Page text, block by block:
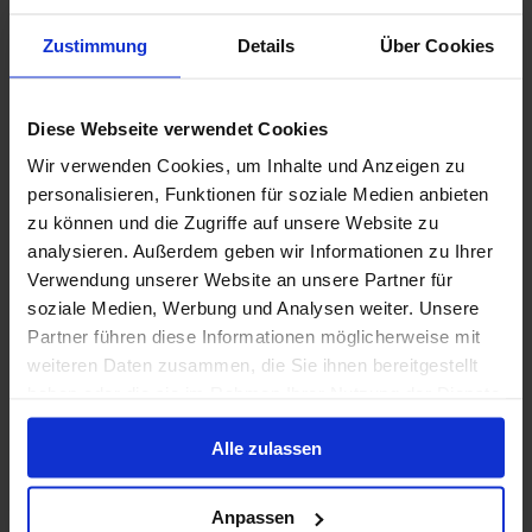
Zustimmung Details Über Cookies
Diese Webseite verwendet Cookies
Wir verwenden Cookies, um Inhalte und Anzeigen zu
personalisieren, Funktionen für soziale Medien anbieten
zu können und die Zugriffe auf unsere Website zu
analysieren. Außerdem geben wir Informationen zu Ihrer
Verwendung unserer Website an unsere Partner für
soziale Medien, Werbung und Analysen weiter. Unsere
Partner führen diese Informationen möglicherweise mit
weiteren Daten zusammen, die Sie ihnen bereitgestellt
gesammelt haben.
Alle zulassen
Anpassen
Volpension
9 mrt. 2027 5Nachten Geen alternatieven
Buitenhut van
€ 499p.p.
Balkonhutvan
€ 659p.p.
MSC Yacht Clubvan
€ 1.539p.p.
Alleen Cruise
Brazilië vanaf Paranaguá, Brazilië met de MSC
Van / Naar Paranaguá
MSC Musica